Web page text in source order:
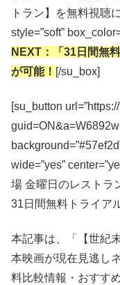
トラン】を無料視聴
style=”soft”
NEXT：「31日間無
が可能！ [/su_box]
[su_button
wide=”yes”
場 金曜日のレストラ
31日間無料トライア
本記事は、「【世紀
本映画が現在見逃し
料比較情報・おすす